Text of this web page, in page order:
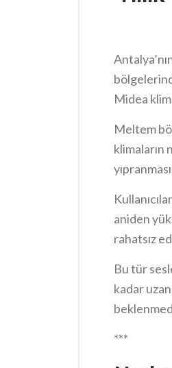
Midea
aracı
Meltem
klimaların
zamanla
aniden
rahatsız
en
evinde,
Bu tür
kadar
***